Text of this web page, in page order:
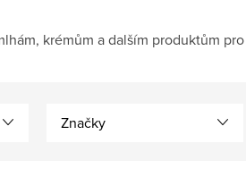
krémům a dalším produktům
Značky